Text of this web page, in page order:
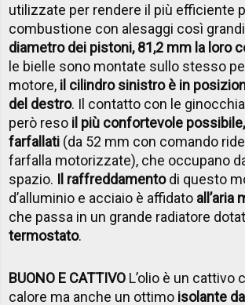
utilizzate per rendere il più efficiente
combustione con alesaggi così
diametro dei pistoni, 81,2 mm la loro
le bielle sono montate sullo stesso
motore, il cilindro sinistro è in
del destro. Il contatto con le
però reso il più confortevole
farfallati (da 52 mm con comando
farfalla motorizzate), che occupano
spazio. Il raffreddamentodi questo
d’alluminio e acciaio è affidato all’aria
che passa in un grande radiatore
termostato.
BUONO E CATTIVO L’olio è un cattivo
calore ma anche un ottimo isolante